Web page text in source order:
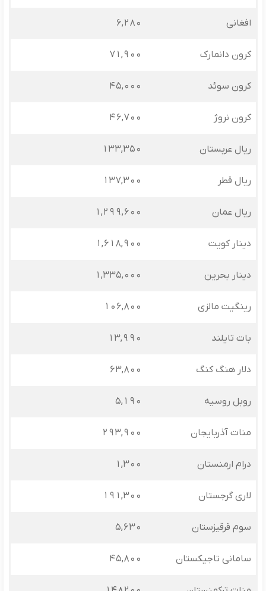
افغانی 6,280
کرون دانمارک 71,900
کرون سوئد 45,000
کرون نروژ 46,700
ریال عربستان 133,350
ریال قطر 137,300
ریال عمان 1,299,600
دینار کویت 1,618,900
دینار بحرین 1,335,000
رینگیت مالزی 106,800
بات تایلند 13,990
دلار هنگ کنگ 63,800
روبل روسیه 5,190
منات آذربایجان 293,900
درام ارمنستان 1,300
لاری گرجستان 191,300
سوم قرقیزستان 5,630
سامانی تاجیکستان 45,800